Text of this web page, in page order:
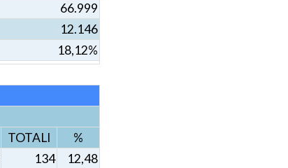
66.999
12.146
18,12%
TOTALI
%
134
12,48